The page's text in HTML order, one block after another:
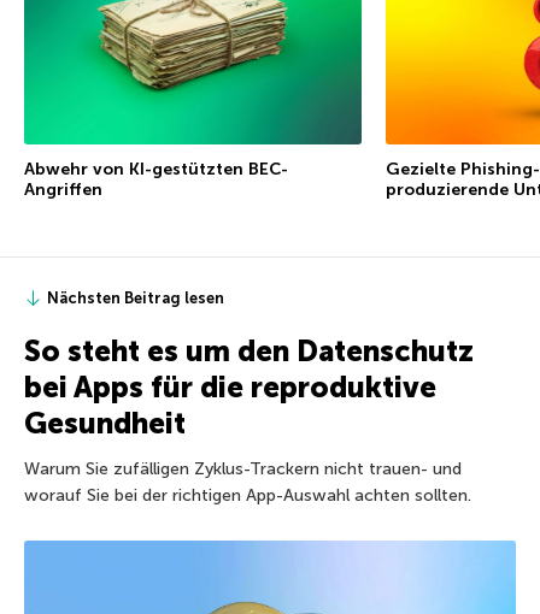
Abwehr von KI-gestützten BEC-
Angriffen
Gezielte
produzierende
Nächsten Beitrag lesen
So steht es um den Datenschutz
bei Apps für die reproduktive
Gesundheit
Warum Sie zufälligen Zyklus-Trackern nicht trauen- und
worauf Sie bei der richtigen App-Auswahl achten sollten.